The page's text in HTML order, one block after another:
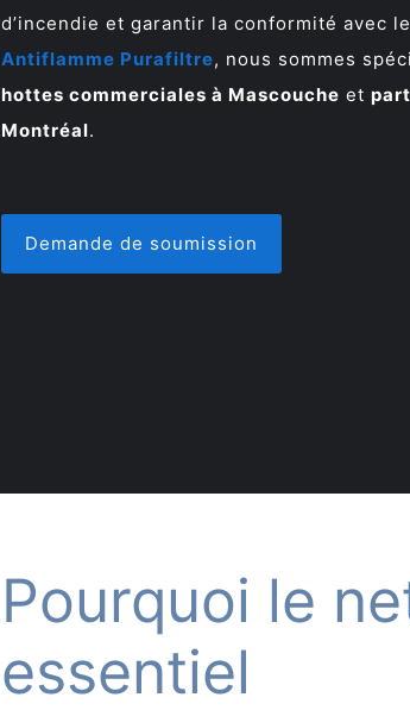
d’incendie et garantir la conformité avec
Antiflamme Purafiltre, nous sommes
hottes commerciales à Mascouche et
Montréal.
Demande de soumission
Pourquoi le
essentiel